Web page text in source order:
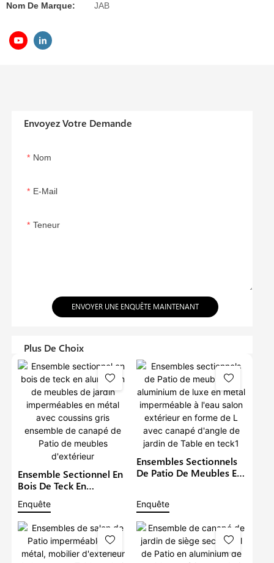
Nom De Marque: JAB
Envoyez Votre Demande
Nom
E-Mail
Teneur
ENVOYER UNE ENQUÊTE MAINTENANT
Plus De Choix
Ensemble Sectionnel En
Bois De Teck En
Aluminium De Meubles
De Jardin Imperméables
En Métal Avec Coussins
Gris Ensemble De
Canapé De Patio De
Meubles D'extérieur
Enquête
Ensembles Sectionnels
De Patio De Meubles En
L'eau Salon Extérieur En
Forme De L Avec
Canapé D'angle De
Jardin De Table En Teck1
Enquête